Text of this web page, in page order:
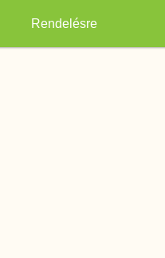
Rendelésre